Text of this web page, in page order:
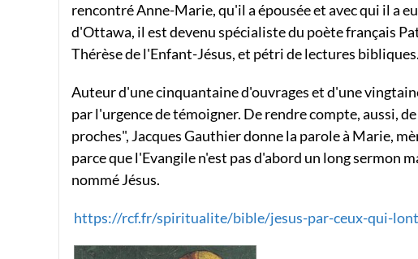
rencontré Anne-Marie, qu'il a épousée et avec qui il a
d'Ottawa, il est devenu spécialiste du poète français
Thérèse de l'Enfant-Jésus, et pétri de lectures bibliques.
Auteur d'une cinquantaine d'ouvrages et d'une
par l'urgence de témoigner. De rendre compte, aussi,
proches", Jacques Gauthier donne la parole à Marie,
parce que l'Evangile n'est pas d'abord un long sermon
nommé Jésus.
https://rcf.fr/spiritualite/bible/jesus-par-ceux-qui-